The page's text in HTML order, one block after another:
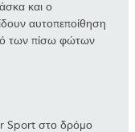
και ο
αυτοπεποίθηση
των πίσω φώτων
Sport στο δρόμο